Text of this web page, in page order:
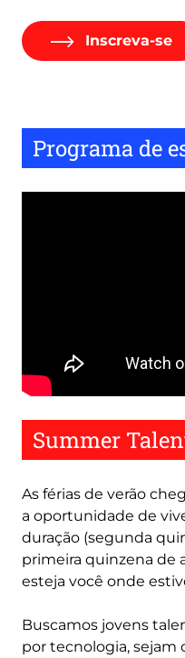
Inscreva-se
Programa de
video
URL
Summer
As férias de verão
a oportunidade de
duração (segunda
primeira quinzena de
esteja você onde
Buscamos jovens
por tecnologia, sejam